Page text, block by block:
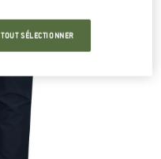
TOUT SÉLECTIONNER